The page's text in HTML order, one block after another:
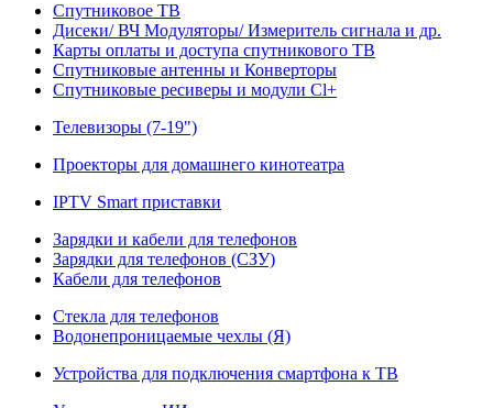
Спутниковое ТВ
Дисеки/ ВЧ Модуляторы/ Измеритель сигнала и др.
Карты оплаты и доступа спутникового ТВ
Спутниковые антенны и Конверторы
Спутниковые ресиверы и модули Cl+
Телевизоры (7-19")
Проекторы для домашнего кинотеатра
IPTV Smart приставки
Зарядки и кабели для телефонов
Зарядки для телефонов (СЗУ)
Кабели для телефонов
Стекла для телефонов
Водонепроницаемые чехлы (Я)
Устройства для подключения смартфона к ТВ